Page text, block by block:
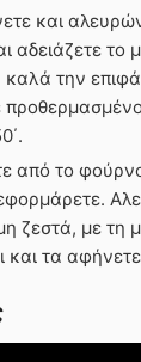
και
αδειάζετε το
την
από το
ζεστά, με τη
και τα